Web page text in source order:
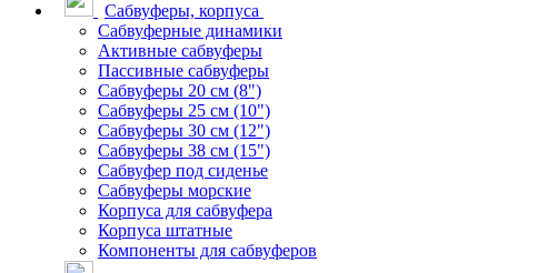
Сабвуферы, корпуса
Сабвуферные динамики
Активные сабвуферы
Пассивные сабвуферы
Сабвуферы 20 см (8")
Сабвуферы 25 см (10")
Сабвуферы 30 см (12")
Сабвуферы 38 см (15")
Сабвуфер под сиденье
Сабвуферы морские
Корпуса для сабвуфера
Корпуса штатные
Компоненты для сабвуферов